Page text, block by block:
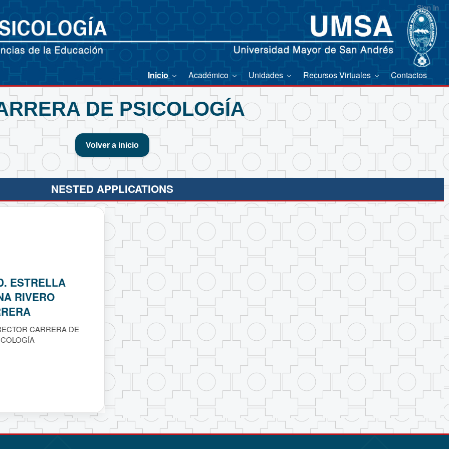
Sign In
Inicio Académico Unidades Recursos Virtuales Contactos
DE PSICOLOGÍA
Volver a inicio
NESTED APPLICATIONS
ESTRELLA
RIVERO
CARRERA DE